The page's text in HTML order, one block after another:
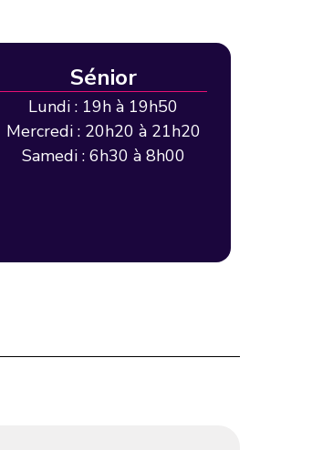
Sénior
Lundi : 19h à 19h50
Mercredi : 20h20 à 21h20
Samedi : 6h30 à 8h00